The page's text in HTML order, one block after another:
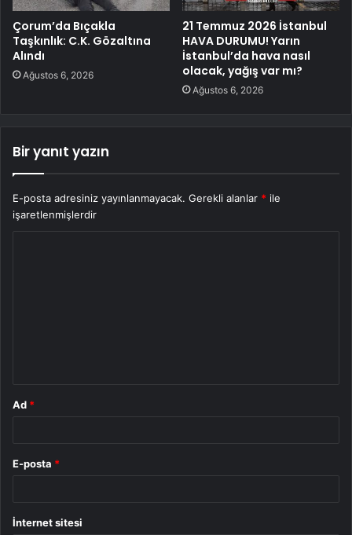
Çorum’da Bıçakla
Taşkınlık: C.K. Gözaltına
Alındı
Ağustos 6, 2026
21 Temmuz 2026 İstanbul
HAVA DURUMU! Yarın
İstanbul’da hava nasıl
olacak, yağış var mı?
Ağustos 6, 2026
Bir yanıt yazın
E-posta adresiniz yayınlanmayacak. Gerekli alanlar * ile
işaretlenmişlerdir
Ad *
E-posta *
İnternet sitesi